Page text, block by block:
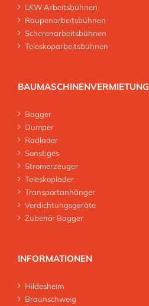
LKW Arbeitsbühnen
Raupenarbeitsbühnen
Scherenarbeitsbühnen
Teleskoparbeitsbühnen
BAUMASCHINENVERMIETUNG
Bagger
Dumper
Radlader
Sonstiges
Stromerzeuger
Teleskoplader
Transportanhänger
Verdichtungsgeräte
Zubehör Bagger
INFORMATIONEN
Hildesheim
Braunschweig